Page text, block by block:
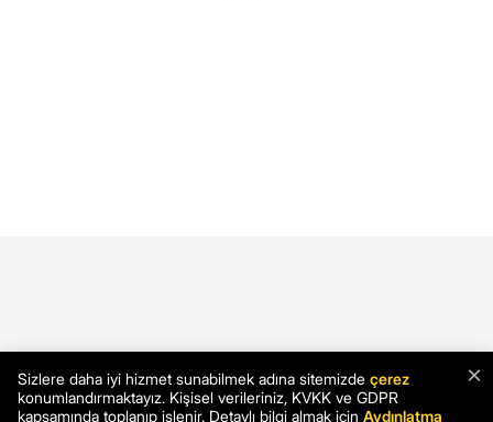
×
Sizlere daha iyi hizmet sunabilmek adına sitemizde çerez
konumlandırmaktayız. Kişisel verileriniz, KVKK ve GDPR
kapsamında toplanıp işlenir. Detaylı bilgi almak için Aydınlatma